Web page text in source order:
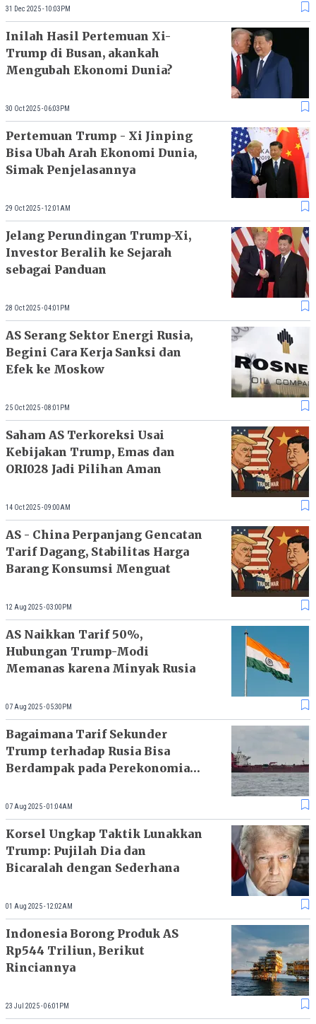
31 Dec 2025 - 10:03PM
Inilah Hasil Pertemuan Xi-
Trump di Busan, akankah
Mengubah Ekonomi Dunia?
30 Oct 2025 - 06:03PM
Pertemuan Trump - Xi Jinping
Bisa Ubah Arah Ekonomi Dunia,
Simak Penjelasannya
29 Oct 2025 - 12:01AM
Jelang Perundingan Trump-Xi,
Investor Beralih ke Sejarah
sebagai Panduan
28 Oct 2025 - 04:01PM
AS Serang Sektor Energi Rusia,
Begini Cara Kerja Sanksi dan
Efek ke Moskow
25 Oct 2025 - 08:01PM
Saham AS Terkoreksi Usai
Kebijakan Trump, Emas dan
ORI028 Jadi Pilihan Aman
14 Oct 2025 - 09:00AM
AS - China Perpanjang Gencatan
Tarif Dagang, Stabilitas Harga
Barang Konsumsi Menguat
12 Aug 2025 - 03:00PM
AS Naikkan Tarif 50%,
Hubungan Trump-Modi
Memanas karena Minyak Rusia
07 Aug 2025 - 05:30PM
Bagaimana Tarif Sekunder
Trump terhadap Rusia Bisa
Berdampak pada Perekonomian
07 Aug 2025 - 01:04AM
Korsel Ungkap Taktik Lunakkan
Trump: Pujilah Dia dan
Bicaralah dengan Sederhana
01 Aug 2025 - 12:02AM
Indonesia Borong Produk AS
Rp544 Triliun, Berikut
Rinciannya
23 Jul 2025 - 06:01PM